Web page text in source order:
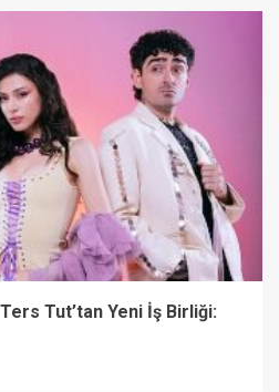
Tut’tan Yeni İş Birliği: